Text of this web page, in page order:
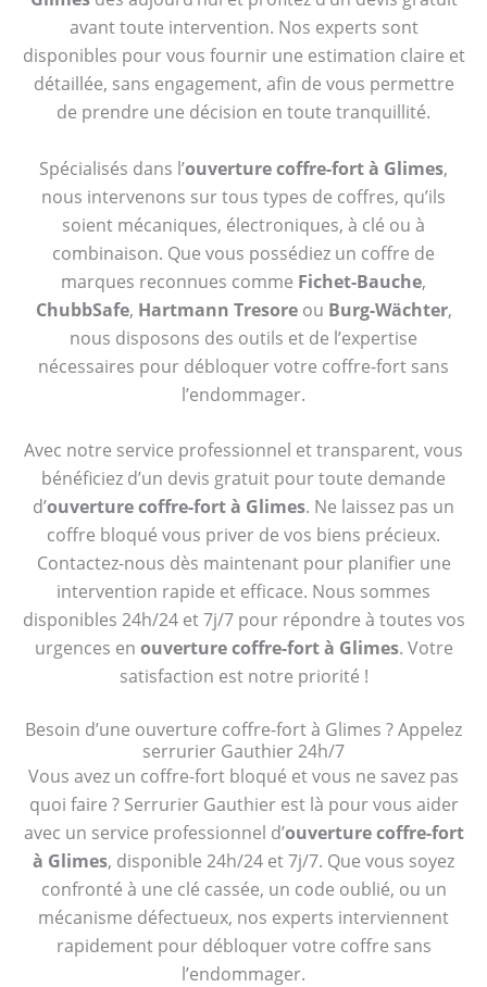
avant toute intervention. Nos experts sont
disponibles pour vous fournir une estimation claire et
détaillée, sans engagement, afin de vous permettre
de prendre une décision en toute tranquillité.
Spécialisés dans l’ouverture coffre-fort à Glimes,
nous intervenons sur tous types de coffres, qu’ils
soient mécaniques, électroniques, à clé ou à
combinaison. Que vous possédiez un coffre de
marques reconnues comme Fichet-Bauche,
ChubbSafe, Hartmann Tresoreou Burg-Wächter,
nous disposons des outils et de l’expertise
nécessaires pour débloquer votre coffre-fort sans
l’endommager.
Avec notre service professionnel et transparent, vous
bénéficiez d’un devis gratuit pour toute demande
d’ouverture coffre-fort à Glimes. Ne laissez pas un
coffre bloqué vous priver de vos biens précieux.
Contactez-nous dès maintenant pour planifier une
intervention rapide et efficace. Nous sommes
disponibles 24h/24 et 7j/7 pour répondre à toutes vos
urgences en ouverture coffre-fort à Glimes. Votre
satisfaction est notre priorité !
Besoin d’une ouverture coffre-fort à Glimes ? Appelez
serrurier Gauthier 24h/7
Vous avez un coffre-fort bloqué et vous ne savez pas
quoi faire ? Serrurier Gauthier est là pour vous aider
avec un service professionnel d’ouverture coffre-fort
à Glimes, disponible 24h/24 et 7j/7. Que vous soyez
confronté à une clé cassée, un code oublié, ou un
mécanisme défectueux, nos experts interviennent
rapidement pour débloquer votre coffre sans
l’endommager.